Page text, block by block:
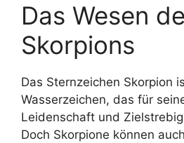
Das Wesen
Skorpions
Das Sternzeichen Skorpion
Wasserzeichen, das für
Leidenschaft und
Doch Skorpione können